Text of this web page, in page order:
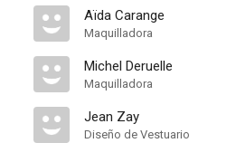
Aïda Carange
Maquilladora
Michel Deruelle
Maquilladora
Jean Zay
Diseño de Vestuario